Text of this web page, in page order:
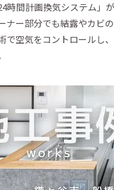
時間計画換気システム」
ナー部分でも結露やカビ
で空気をコントロールし